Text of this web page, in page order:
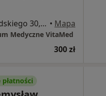
Aleja Marszałka Józefa Piłsudskiego 30, Gdynia • Mapa
Medyczne VitaMed
300 zł
płatności